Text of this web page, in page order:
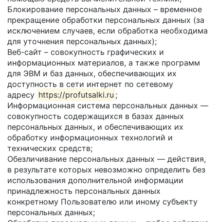
Блокирование персональных данных – временное
прекращение обработки персональных данных (за
исключением случаев, если обработка необходима
для уточнения персональных данных);
Веб-сайт – совокупность графических и
информационных материалов, а также программ
для ЭВМ и баз данных, обеспечивающих их
доступность в сети интернет по сетевому
адресу https://profutsalki.ru ;
Информационная система персональных данных —
совокупность содержащихся в базах данных
персональных данных, и обеспечивающих их
обработку информационных технологий и
технических средств;
Обезличивание персональных данных — действия,
в результате которых невозможно определить без
использования дополнительной информации
принадлежность персональных данных
конкретному Пользователю или иному субъекту
персональных данных;